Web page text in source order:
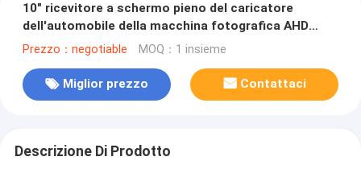
10" ricevitore a schermo pieno del caricatore
dell'automobile della macchina fotografica AHD
della camma del un poco di retrovisione della radio
Prezzo：negotiable MOQ：1 insieme
Miglior prezzo Contattaci
Descrizione Di Prodotto